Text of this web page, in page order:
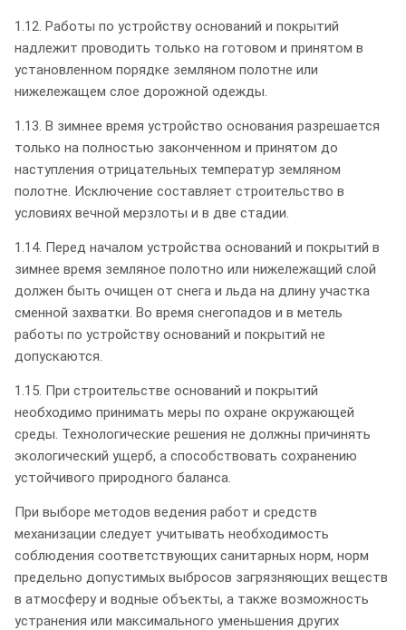
1.12. Работы по устройству оснований и покрытий
надлежит проводить только на готовом и принятом в
установленном порядке земляном полотне или
нижележащем слое дорожной одежды.
1.13. В зимнее время устройство основания разрешается
только на полностью законченном и принятом до
наступления отрицательных температур земляном
полотне. Исключение составляет строительство в
условиях вечной мерзлоты и в две стадии.
1.14. Перед началом устройства оснований и покрытий в
зимнее время земляное полотно или нижележащий слой
должен быть очищен от снега и льда на длину участка
сменной захватки. Во время снегопадов и в метель
работы по устройству оснований и покрытий не
допускаются.
1.15. При строительстве оснований и покрытий
необходимо принимать меры по охране окружающей
среды. Технологические решения не должны причинять
экологический ущерб, а способствовать сохранению
устойчивого природного баланса.
При выборе методов ведения работ и средств
механизации следует учитывать необходимость
соблюдения соответствующих санитарных норм, норм
предельно допустимых выбросов загрязняющих веществ
в атмосферу и водные объекты, а также возможность
устранения или максимального уменьшения других